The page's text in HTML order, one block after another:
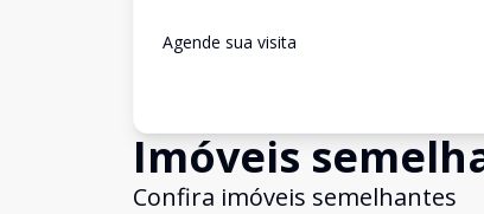
Agende sua visita
Imóveis
Confira imóveis semelhantes